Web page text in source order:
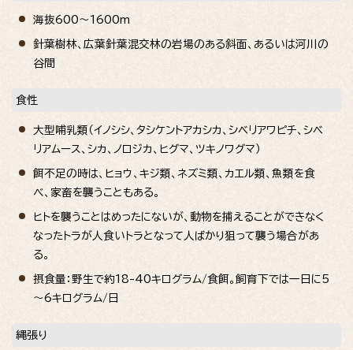
海抜600～1600m
針葉樹林、広葉針葉混交林の岩場のある斜面、あるいは河川の
谷間
食性
大型哺乳類（イノシシ、タシケントアカシカ、シベリアワピチ、シベ
リアムース、シカ、ノロジカ、ヒグマ、ツキノワグマ）
餌不足の時は、ヒョウ、キジ類、ネズミ類、カエル類、魚類を食
べ、家畜を襲うこともある。
ヒトを襲うことはめったにないが、動物を捕えることができなく
なったトラが人食いトラとなって人ばかり狙って襲う場合があ
る。
摂食量：野生で約18-40キログラム/食餌。飼育下では一日に5
～6キログラム/日
縄張り